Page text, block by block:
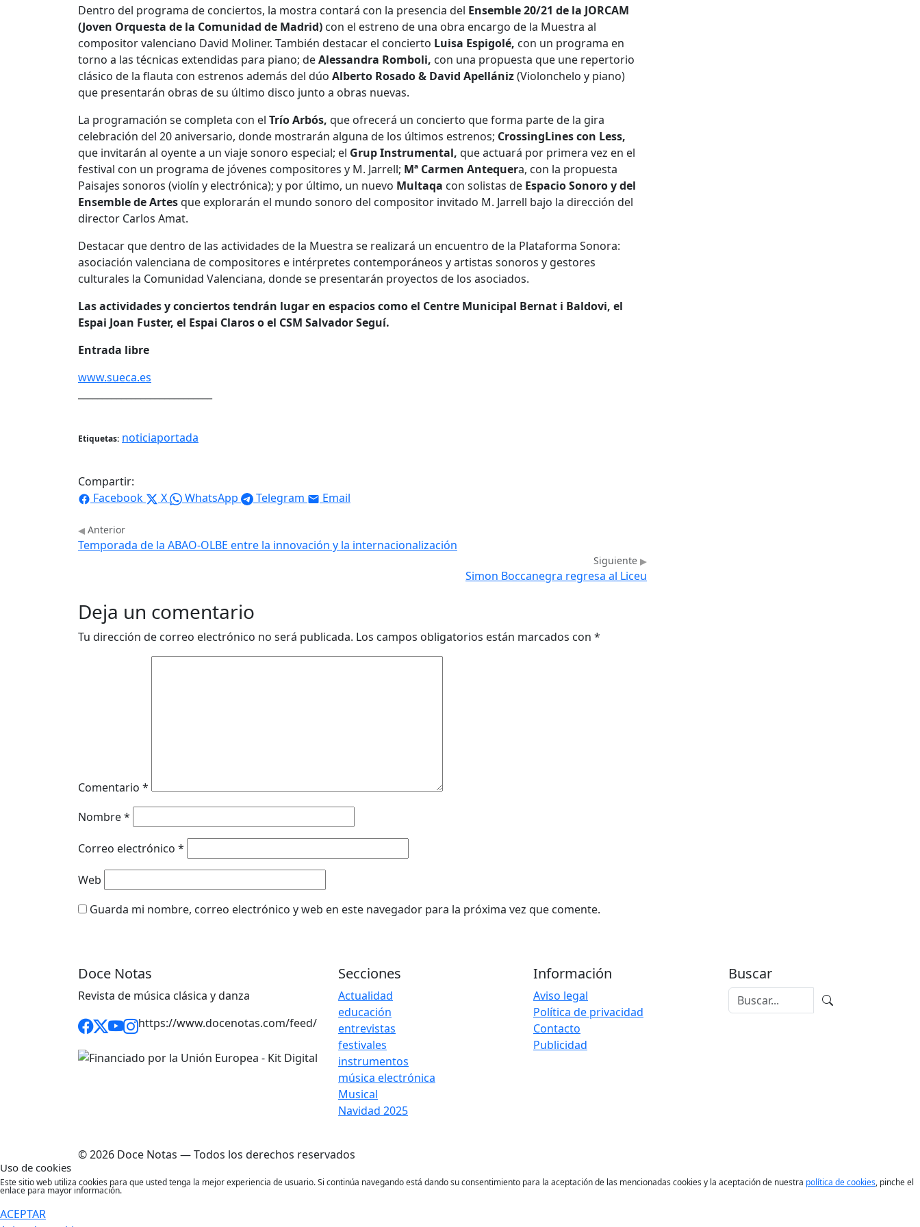
Dentro del programa de conciertos, la mostra contará con la presencia del Ensemble 20/21 de la JORCAM
(Joven Orquesta de la Comunidad de Madrid) con el estreno de una obra encargo de la Muestra al
compositor valenciano David Moliner. También destacar el concierto Luisa Espigolé, con un programa en
torno a las técnicas extendidas para piano; deAlessandra Romboli, con una propuesta que une repertorio
clásico de la flauta con estrenos además del dúo Alberto Rosado & David Apellániz(Violonchelo y piano)
que presentarán obras de su último disco junto a obras nuevas.
La programación se completa con el Trío Arbós, que ofrecerá un concierto que forma parte de la gira
celebración del 20 aniversario, donde mostrarán alguna de los últimos estrenos; CrossingLines con Less,
que invitarán al oyente a un viaje sonoro especial; el Grup Instrumental, que actuará por primera vez en el
festival con un programa de jóvenes compositores y M. Jarrell; Mª Carmen Antequera, con la propuesta
Paisajes sonoros (violín y electrónica); y por último, un nuevo Multaqa con solistas de Espacio Sonoro y del
Ensemble de Artesque explorarán el mundo sonoro del compositor invitado M. Jarrell bajo la dirección del
director Carlos Amat.
Destacar que dentro de las actividades de la Muestra se realizará un encuentro de la Plataforma Sonora:
asociación valenciana de compositores e intérpretes contemporáneos y artistas sonoros y gestores
culturales la Comunidad Valenciana, donde se presentarán proyectos de los asociados.
Las actividades y conciertos tendrán lugar en espacios como el Centre Municipal Bernat i Baldovi, el
Espai Joan Fuster, el Espai Claros o el CSM Salvador Seguí.
Entrada libre
www.sueca.es
Etiquetas: noticiaportada
Compartir:
Facebook
X WhatsApp Telegram Email
Anterior
Temporada de la ABAO-OLBE entre la innovación y la internacionalización
Siguiente
Simon Boccanegra regresa al Liceu
Deja un comentario
Tu dirección de correo electrónico no será publicada. Los campos obligatorios están marcados con *
Comentario *
Nombre*
Correo electrónico *
Web
Guarda mi nombre, correo electrónico y web en este navegador para la próxima vez que comente.
Doce Notas
Revista de música clásica y danza
https://www.docenotas.com/feed/
Secciones
Actualidad
educación
entrevistas
festivales
instrumentos
música electrónica
Musical
Navidad 2025
Información
Aviso legal
Política de privacidad
Contacto
Publicidad
Buscar
© 2026 Doce Notas — Todos los derechos reservados
Uso de cookies
Este sitio web utiliza cookies para que usted tenga la mejor experiencia de usuario. Si continúa navegando está dando su consentimiento para la aceptación de las mencionadas cookies y la aceptación de nuestra política de cookies, pinche el
enlace para mayor información.
ACEPTAR